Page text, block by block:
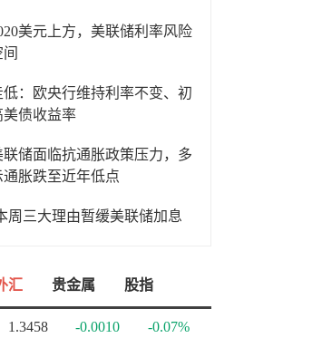
美元上方，美联储利率风险
：欧央行维持利率不变、初
债收益率
联储面临抗通胀政策压力，多
胀跌至近年低点
周三大理由暂缓美联储加息
汇 贵金属 股指
1.3458 -0.0010 -0.07%